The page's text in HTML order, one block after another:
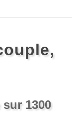
1300